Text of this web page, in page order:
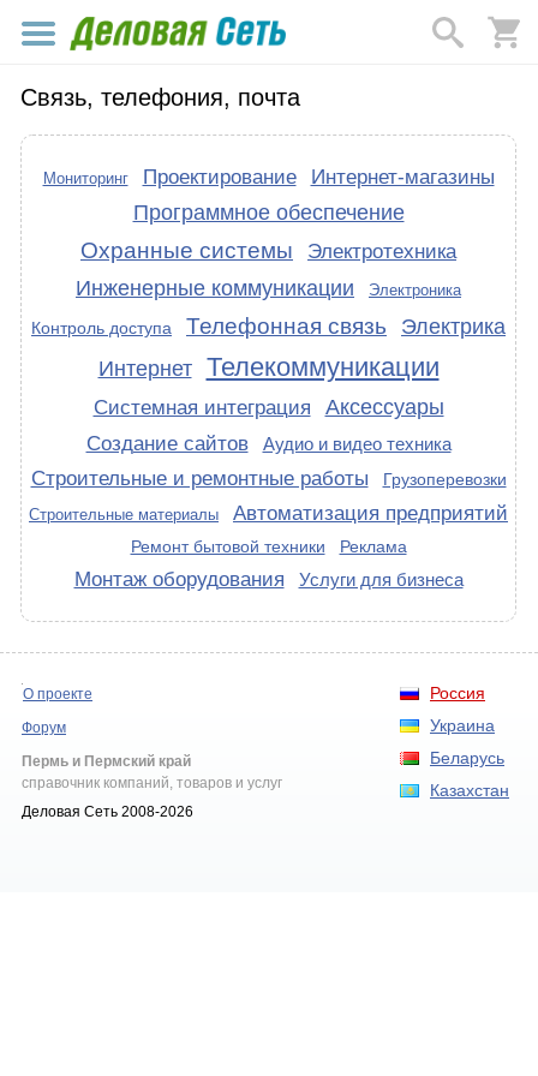
Связь, телефония, почта
Мониторинг Проектирование Интернет-магазины
Программное обеспечение
Охранные системы Электротехника
Инженерные коммуникации Электроника
Контроль доступа Телефонная связь
Электрика
Интернет
Телекоммуникации
Системная интеграция Аксессуары
Создание сайтов Аудио и видео техника
Строительные и ремонтные работы Грузоперевозки
Строительные материалы Автоматизация предприятий
Ремонт бытовой техники Реклама
Монтаж оборудования Услуги для бизнеса
Россия
Украина
Беларусь
Казахстан
О проекте
Форум
Пермь и Пермский край
справочник компаний, товаров и услуг
Деловая Сеть 2008-2026